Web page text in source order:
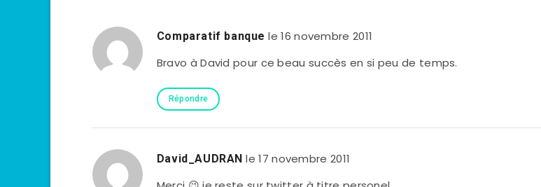
Comparatif banque le 16 novembre 2011
Bravo à David pour ce beau succès en si peu de temps.
Répondre
David_AUDRAN le 17 novembre 2011